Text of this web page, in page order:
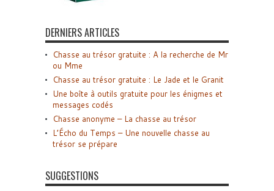
DERNIERS ARTICLES
Chasse au trésor gratuite : A la recherche de Mr
ou Mme
Chasse au trésor gratuite : Le Jade et le Granit
Une boîte à outils gratuite pour les énigmes et
messages codés
Chasse anonyme – La chasse au trésor
L’Écho du Temps – Une nouvelle chasse au
trésor se prépare
SUGGESTIONS